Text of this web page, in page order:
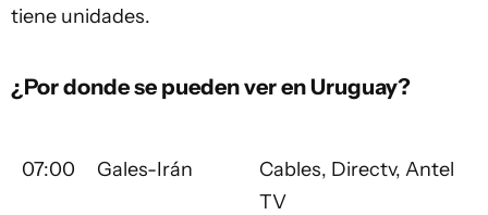
tiene unidades.
¿Por donde se pueden ver en Uruguay?
07:00 Gales-Irán
Cables, Directv, Antel
TV